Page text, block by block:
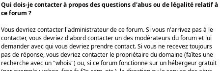
Qui dois-je contacter à propos des questions d'abus ou de légalité relatif à
ce forum ?
Vous devriez contacter l'administrateur de ce forum. Si vous n'arrivez pas à le
contacter, vous devriez d'abord contacter un des modérateurs du forum et lui
demander avec qui vous devriez prendre contact. Si vous ne recevez toujours
pas de réponse, vous devriez contacter le propriétaire du domaine (faîtes une
recherche avec un "whois") ou, si ce forum fonctionne sur un hébergeur gratuit